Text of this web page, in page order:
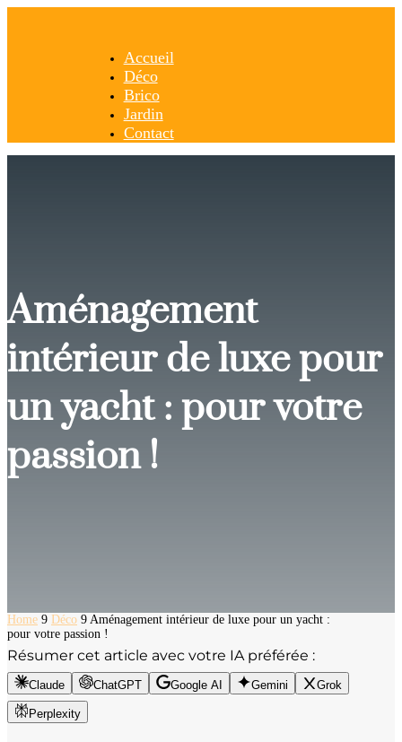
Accueil
Déco
Brico
Jardin
Contact
Aménagement
intérieur de luxe pour
un yacht : pour votre
passion !
Home 9 Déco 9 Aménagement intérieur de luxe pour un yacht :
pour votre passion !
Résumer cet article avec votre IA préférée :
Claude ChatGPT Google AI Gemini Grok
Perplexity